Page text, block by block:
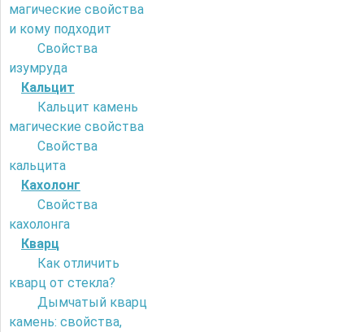
магические свойства
и кому подходит
Свойства
изумруда
Кальцит
Кальцит камень
магические свойства
Свойства
кальцита
Кахолонг
Свойства
кахолонга
Кварц
Как отличить
кварц от стекла?
Дымчатый кварц
камень: свойства,